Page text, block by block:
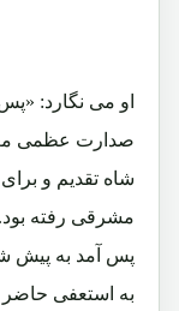
او می نگارد:
صدارت عظمی
شاه تقدیم و
مشرقی رفته
پس آمد به پیش
به استعفی حاضر